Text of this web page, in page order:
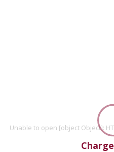
Unable to open [object Object]: